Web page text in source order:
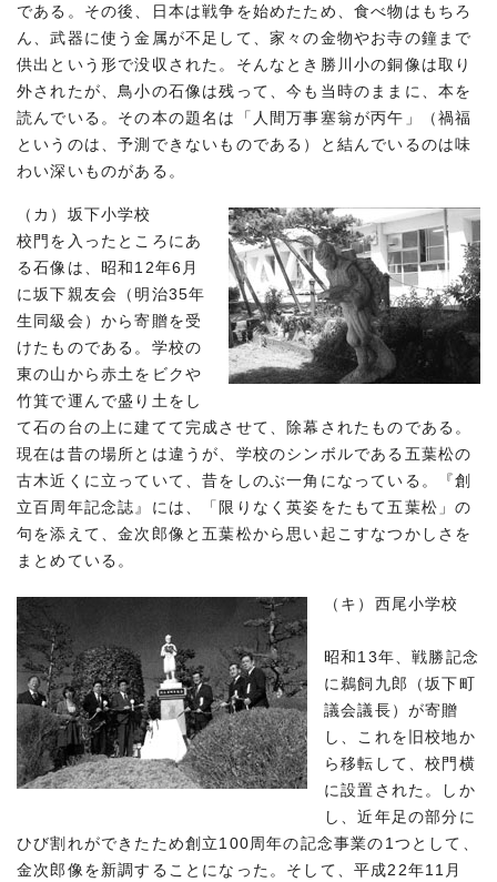
である。その後、日本は戦争を始めたため、食べ物はもちろ
ん、武器に使う金属が不足して、家々の金物やお寺の鐘まで
供出という形で没収された。そんなとき勝川小の銅像は取り
外されたが、鳥小の石像は残って、今も当時のままに、本を
読んでいる。その本の題名は「人間万事塞翁が丙午」（禍福
というのは、予測できないものである）と結んでいるのは味
わい深いものがある。
（カ）坂下小学校
校門を入ったところにあ
る石像は、昭和12年6月
に坂下親友会（明治35年
生同級会）から寄贈を受
けたものである。学校の
東の山から赤土をビクや
竹箕で運んで盛り土をし
て石の台の上に建てて完成させて、除幕されたものである。
現在は昔の場所とは違うが、学校のシンボルである五葉松の
古木近くに立っていて、昔をしのぶ一角になっている。『創
立百周年記念誌』には、「限りなく英姿をたもて五葉松」の
句を添えて、金次郎像と五葉松から思い起こすなつかしさを
まとめている。
（キ）西尾小学校
昭和13年、戦勝記念
に鵜飼九郎（坂下町
議会議長）が寄贈
し、これを旧校地か
ら移転して、校門横
に設置された。しか
し、近年足の部分に
ひび割れができたため創立100周年の記念事業の1つとして、
金次郎像を新調することになった。そして、平成22年11月